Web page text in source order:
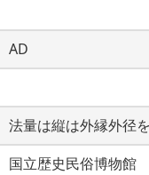
AD
法量は縦は外縁外径
国立歴史民俗博物館